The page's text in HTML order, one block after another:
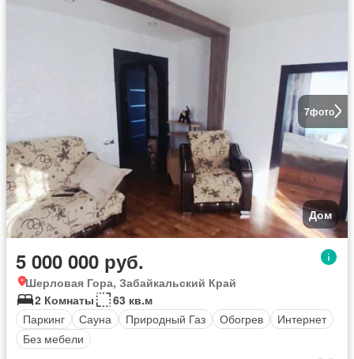
7фото
Дом
5 000 000 руб.
Шерловая Гора, Забайкальский Край
2 Комнаты
63 кв.м
Паркинг
Сауна Природный Газ Обогрев
Интернет
Без мебели